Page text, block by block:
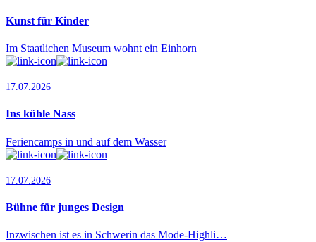
Kunst für Kinder
Im Staatlichen Museum wohnt ein Einhorn
17.07.2026
Ins kühle Nass
Feriencamps in und auf dem Wasser
17.07.2026
Bühne für junges Design
Inzwischen ist es in Schwerin das Mode-Highli…